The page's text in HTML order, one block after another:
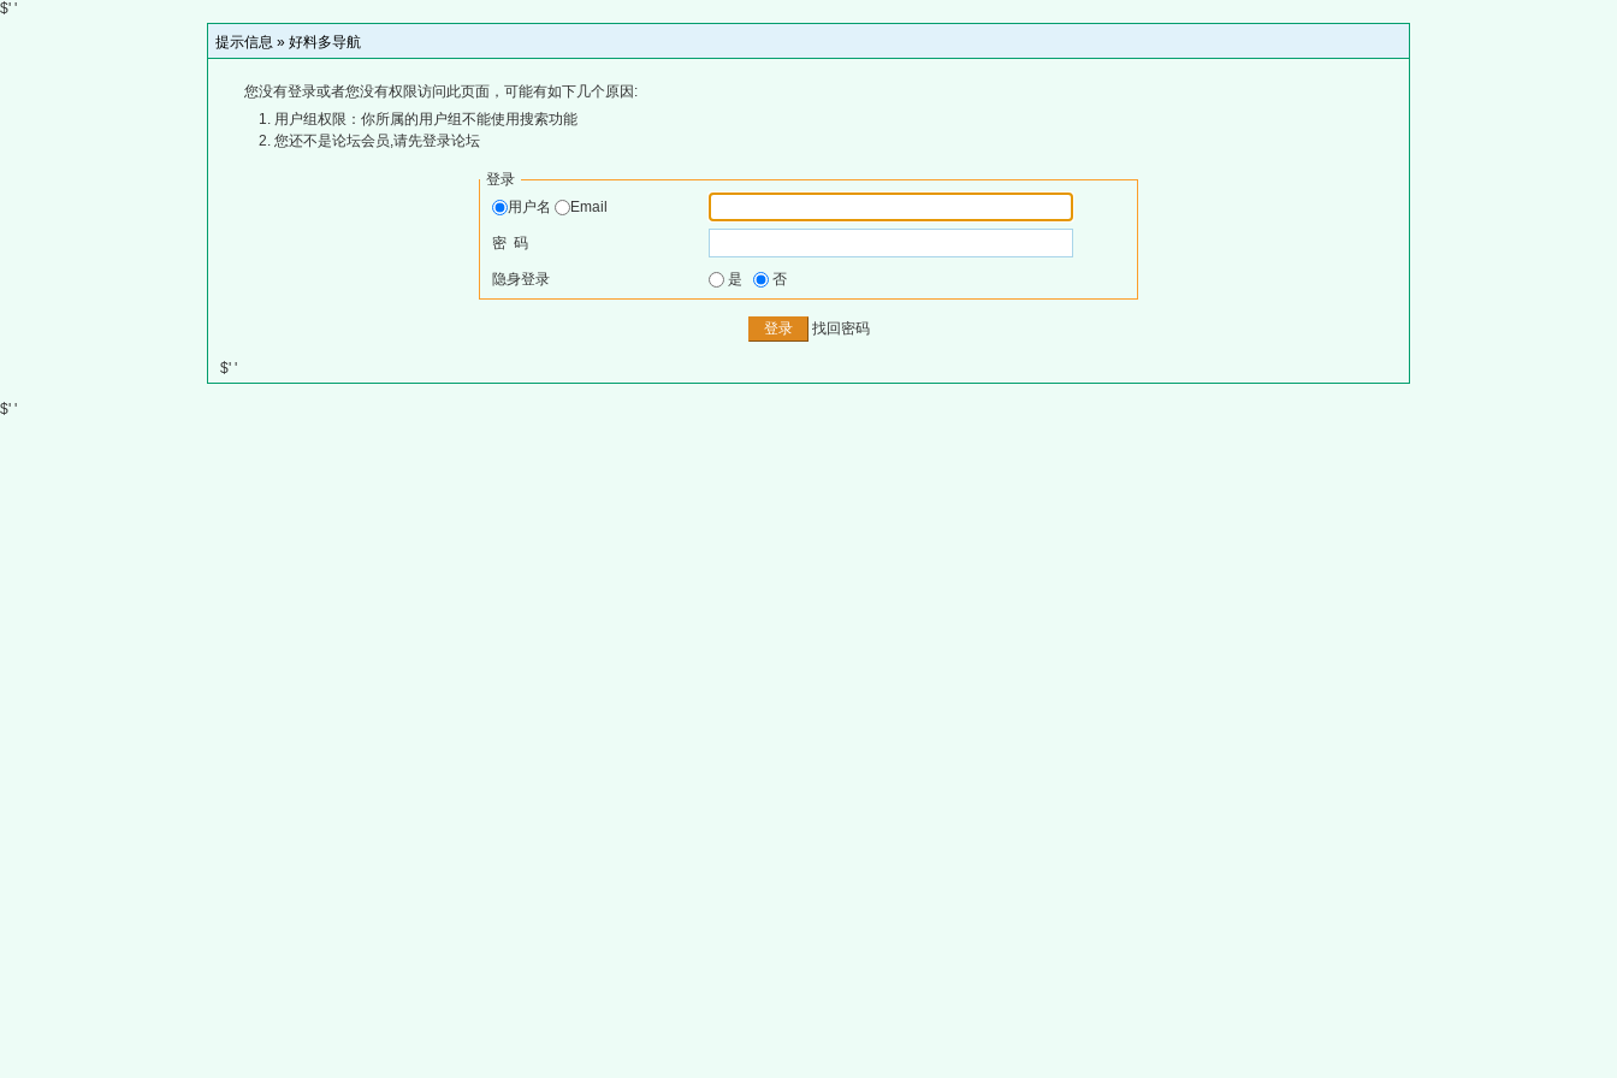
$' '
提示信息 » 好料多导航
您没有登录或者您没有权限访问此页面，可能有如下几个原因:
用户组权限：你所属的用户组不能使用搜索功能
您还不是论坛会员,请先登录论坛
登录
用户名
Email
密 码
隐身登录 是 否
找回密码
$' '
$' '